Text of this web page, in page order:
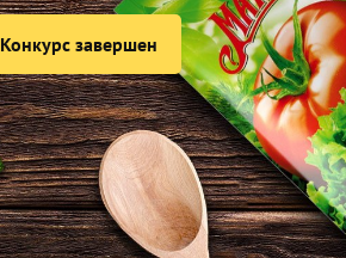
Конкурс завершен